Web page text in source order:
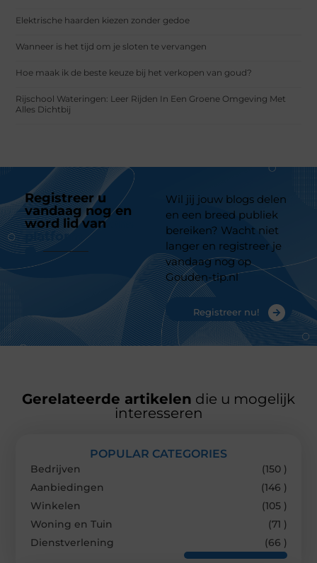
Elektrische haarden kiezen zonder gedoe
Wanneer is het tijd om je sloten te vervangen
Hoe maak ik de beste keuze bij het verkopen van goud?
Rijschool Wateringen: Leer Rijden In Een Groene Omgeving Met
Alles Dichtbij
Registreer u
vandaag nog en
word lid van
platform
Wil jij jouw blogs delen
en een breed publiek
bereiken? Wacht niet
langer en registreer je
vandaag nog op
Gouden-tip.nl
Registreer nu!
Gerelateerde artikelen die u mogelijk
interesseren
POPULAR CATEGORIES
Bedrijven
(150 )
Aanbiedingen
(146 )
Winkelen
(105 )
Woning en Tuin
(71 )
Dienstverlening
(66 )